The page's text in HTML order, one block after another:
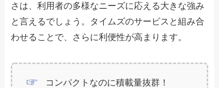
さは、利用者の多様なニーズに応える大きな強み
と言えるでしょう。タイムズのサービスと組み合
わせることで、さらに利便性が高まります。
コンパクトなのに積載量抜群！